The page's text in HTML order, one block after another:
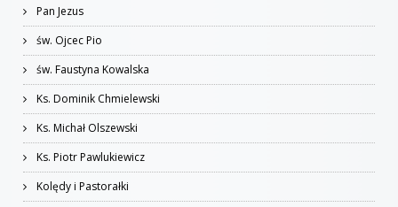
Pan Jezus
św. Ojcec Pio
św. Faustyna Kowalska
Ks. Dominik Chmielewski
Ks. Michał Olszewski
Ks. Piotr Pawlukiewicz
Kolędy i Pastorałki